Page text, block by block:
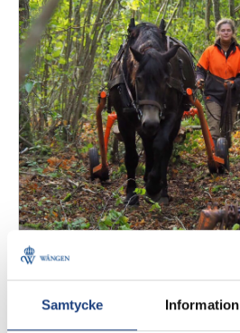
Samtycke Information
22 januari 2025
häst